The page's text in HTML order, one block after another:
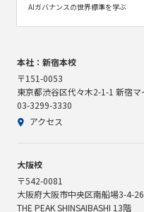
AIガバナンスの世界標準を学ぶ
本社：新宿本校
〒151-0053
東京都渋谷区代々木2-1-1 新宿
03-3299-3330
アクセス
大阪校
〒542-0081
大阪府大阪市中央区南船場3-4-26
THE PEAK SHINSAIBASHI 13階